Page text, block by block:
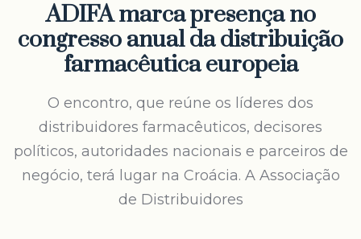
ADIFA marca presença no
congresso anual da distribuição
farmacêutica europeia
O encontro, que reúne os líderes dos
distribuidores farmacêuticos, decisores
políticos, autoridades nacionais e parceiros de
negócio, terá lugar na Croácia. A Associação
de Distribuidores